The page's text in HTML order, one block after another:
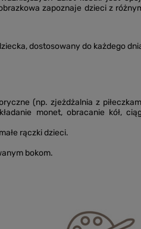
zapoznaje dzieci z
dostosowany do każdego
(np. zjeżdżalnia z
monet, obracanie kół,
rączki dzieci.
bokom.